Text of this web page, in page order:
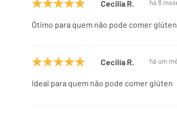
Cecilia R. há 8
Ótimo para quem não pode comer
Cecilia R. há um
Ideal para quem não pode comer glúten